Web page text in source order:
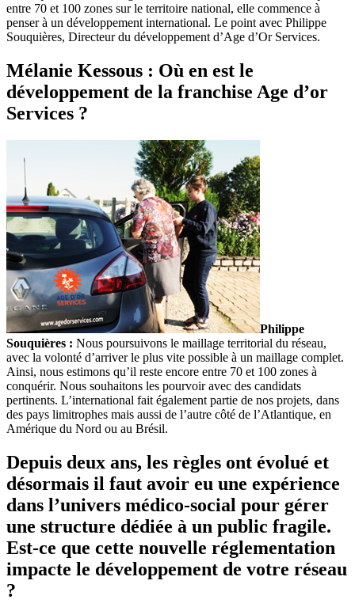
entre 70 et 100 zones sur le territoire national, elle commence à
penser à un développement international. Le point avec Philippe
Souquières, Directeur du développement d’Age d’Or Services.
Mélanie Kessous : Où en est le
développement de la franchise Age d’or
Services ?
Philippe
Souquières : Nous poursuivons le maillage territorial du réseau,
avec la volonté d’arriver le plus vite possible à un maillage complet.
Ainsi, nous estimons qu’il reste encore entre 70 et 100 zones à
conquérir. Nous souhaitons les pourvoir avec des candidats
pertinents. L’international fait également partie de nos projets, dans
des pays limitrophes mais aussi de l’autre côté de l’Atlantique, en
Amérique du Nord ou au Brésil.
Depuis deux ans, les règles ont évolué et
désormais il faut avoir eu une expérience
dans l’univers médico-social pour gérer
une structure dédiée à un public fragile.
Est-ce que cette nouvelle réglementation
impacte le développement de votre réseau
?